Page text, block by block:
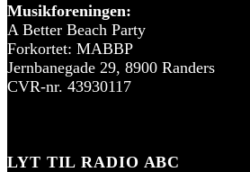
Musikforeningen:
A Better Beach Party
Forkortet: MABBP
Jernbanegade 29, 8900 Randers
CVR-nr. 43930117
LYT TIL RADIO ABC